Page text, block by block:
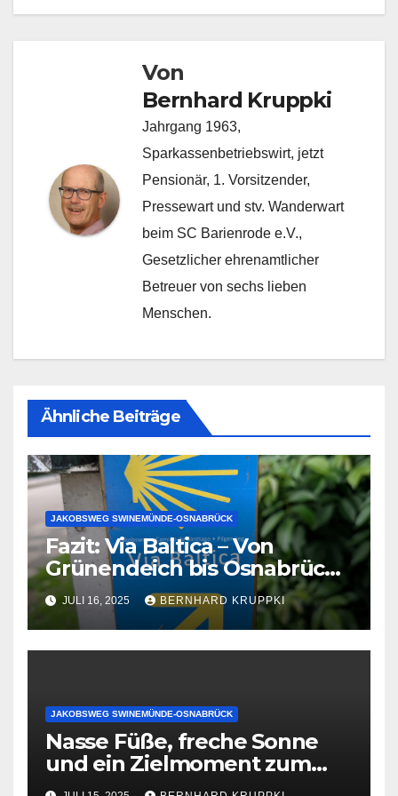
Von
Bernhard Kruppki
Jahrgang 1963,
Sparkassenbetriebswirt, jetzt
Pensionär, 1. Vorsitzender,
Pressewart und stv. Wanderwart
beim SC Barienrode e.V.,
Gesetzlicher ehrenamtlicher
Betreuer von sechs lieben
Menschen.
Ähnliche Beiträge
JAKOBSWEG SWINEMÜNDE-OSNABRÜCK
Fazit: Via Baltica – Von
Grünendeich bis Osnabrück.
6 Marathons in 8,5 Tagen. Mit
Barfußschuhen,
Stadtmusikanten und einer
großen Portion Willen.
JULI 16, 2025 BERNHARD KRUPPKI
JAKOBSWEG SWINEMÜNDE-OSNABRÜCK
Nasse Füße, freche Sonne
und ein Zielmoment zum
Niederknien – Endspurt nach